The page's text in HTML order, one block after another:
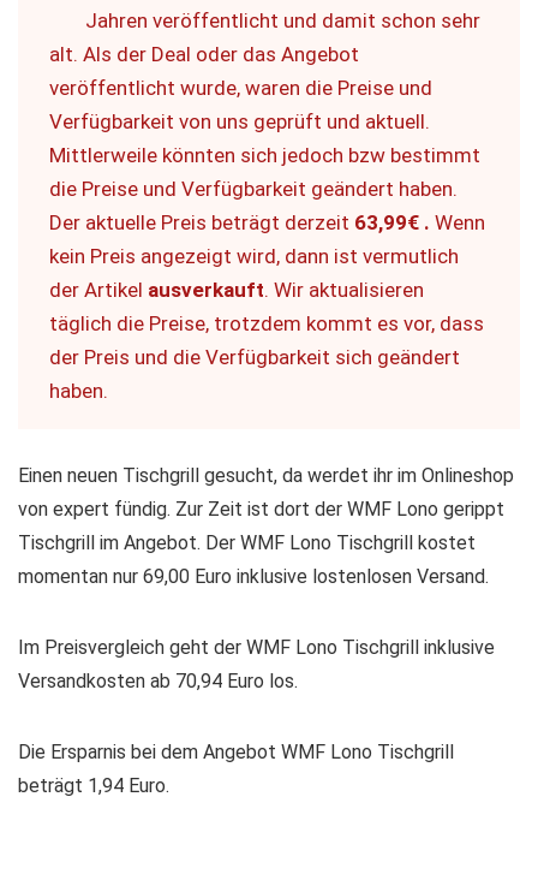
Jahren veröffentlicht und damit schon sehr
alt. Als der Deal oder das Angebot
veröffentlicht wurde, waren die Preise und
Verfügbarkeit von uns geprüft und aktuell.
Mittlerweile könnten sich jedoch bzw bestimmt
die Preise und Verfügbarkeit geändert haben.
Der aktuelle Preis beträgt derzeit 63,99€ . Wenn
kein Preis angezeigt wird, dann ist vermutlich
der Artikel ausverkauft. Wir aktualisieren
täglich die Preise, trotzdem kommt es vor, dass
der Preis und die Verfügbarkeit sich geändert
haben.
Einen neuen Tischgrill gesucht, da werdet ihr im Onlineshop
von expert fündig. Zur Zeit ist dort der WMF Lono gerippt
Tischgrill im Angebot. Der WMF Lono Tischgrill kostet
momentan nur 69,00 Euro inklusive lostenlosen Versand.
Im Preisvergleich geht der WMF Lono Tischgrill inklusive
Versandkosten ab 70,94 Euro los.
Die Ersparnis bei dem Angebot WMF Lono Tischgrill
beträgt 1,94 Euro.